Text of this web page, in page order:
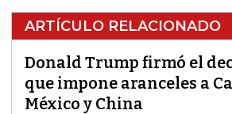
ARTÍCULO RELACIONADO
Donald Trump firmó el
que impone aranceles a
México y China